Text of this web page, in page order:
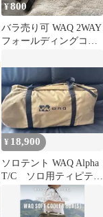
¥800
バラ売り可 WAQ 2WAY
フォールディングコッ
柱 3個
¥ 18,900
ソロテント WAQ Alpha
T/C ソロ用ティピテン
ト 【タン】